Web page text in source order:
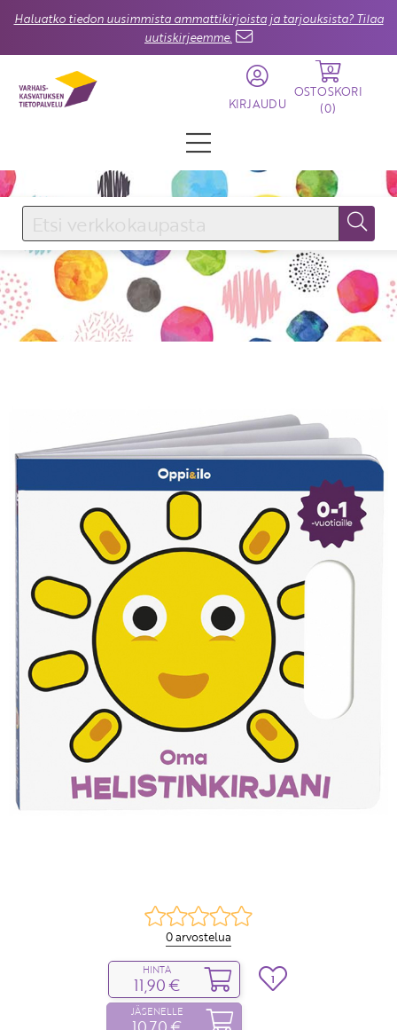
Haluatko tiedon uusimmista ammattikirjoista ja tarjouksista? Tilaa
uutiskirjeemme.
KIRJAUDU
0
OSTOSKORI
(0)
KIRJAUDU SISÄÄN
Käyttäjätunnus
Salasana
Etkö ole vielä Varhaiskasvatuksen Tietopalvelun
Liity tästä!
0 arvostelua
HINTA
11,90 €
JÄSENELLE
1